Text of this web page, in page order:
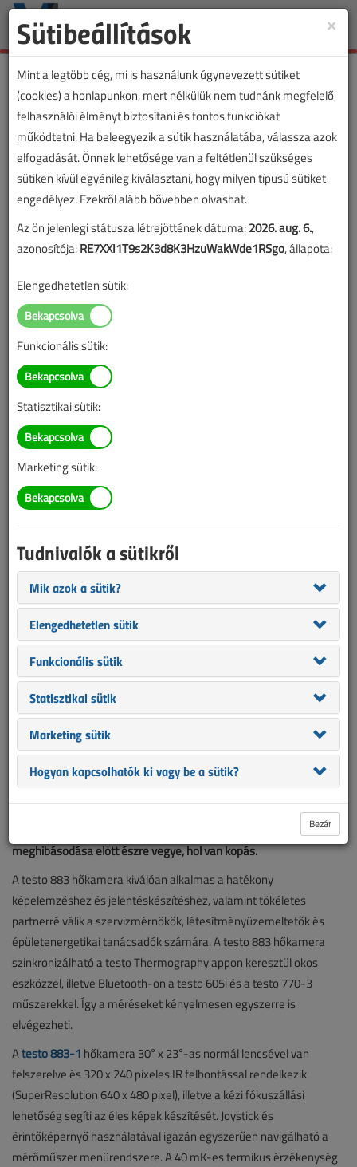
Toggle
Testo hőkamerák a
hatékonyabb munkavégzés
érdekében
2023. november 2. |
A Testo figyelemmel kíséri az ügyfelek igényeit így a
mérőműszerek funkcióit a praktikuságra a könnyen
kezelhetőségre és a hatékonyság növelésére fejlesztik ki. A Testo
hőkamerák egyszerűsítik a munkafolyamatokat azokon a
területeken, ahol a hőmérsékletet termográfiai úton kívánja
megjeleníteni. Az épülettermográfiában a Testo hőkamera segít a
hőhidak és a szerkezeti hibák észlelésében. A karbantartás
meghibásodása előtt észre vegye, hol van kopás.
A testo 883 hőkamera kiválóan alkalmas a hatékony
képelemzéshez és jelentéskészítéshez, valamint tökéletes
partnerré válik a szervizmérnökök, létesítményüzemeltetők és
épületenergetikai tanácsadók számára. A testo 883 hőkamera
szinkronizálható a testo Thermography appon keresztül okos
eszközzel, illetve Bluetooth-on a testo 605i és a testo 770-3
műszerekkel. Így a méréseket kényelmesen egyszerre is
elvégezheti.
Atesto 883-1 hőkamera 30° x 23°-as normál lencsével van
felszerelve és 320 x 240 pixeles IR felbontással rendelkezik
(SuperResolution 640 x 480 pixel), illetve a kézi fókuszállási
lehetőség segíti az éles képek készítését. Joystick és
érintőképernyő használatával igazán egyszerűen navigálható a
mérőműszer menürendszere. A 40 mK-es termikus érzékenység
×
Sütibeállítások
Mint a legtöbb cég, mi is használunk úgynevezett sütiket
(cookies) a honlapunkon, mert nélkülük nem tudnánk megfelelő
felhasználói élményt biztosítani és fontos funkciókat
működtetni. Ha beleegyezik a sütik használatába, válassza azok
elfogadását. Önnek lehetősége van a feltétlenül szükséges
sütiken kívül egyénileg kiválasztani, hogy milyen típusú sütiket
engedélyez. Ezekről alább bővebben olvashat.
Az ön jelenlegi státusza létrejöttének dátuma:2026. aug. 6.,
azonosítója:RE7XXI1T9s2K3d8K3HzuWakWde1RSgo, állapota:
Elengedhetetlen sütik:
Funkcionális sütik:
Statisztikai sütik:
Marketing sütik:
Tudnivalók a sütikről
Mik azok a sütik?
Elengedhetetlen sütik
Funkcionális sütik
Statisztikai sütik
Marketing sütik
Hogyan kapcsolhatók ki vagy be a sütik?
Bezár